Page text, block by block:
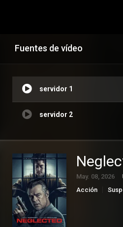
Fuentes de vídeo
servidor 1
servidor 2
May. 08, 2026
Acción